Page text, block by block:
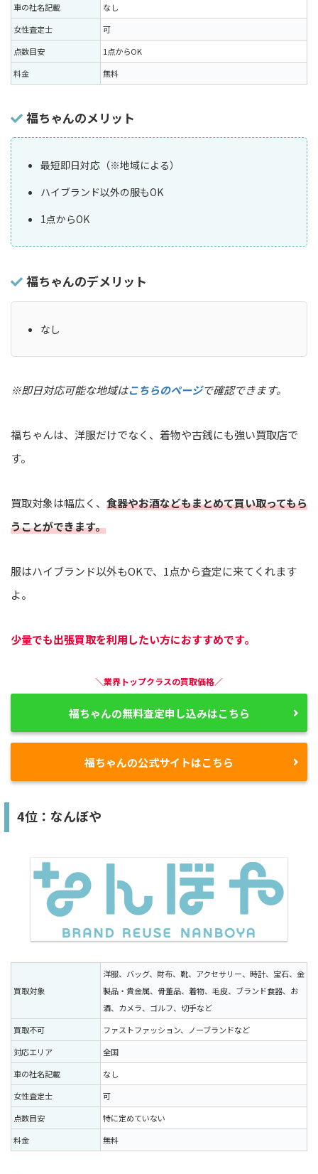
車の社名記載
なし
女性査定士
可
点数目安
1点からOK
料金
無料
福ちゃんのメリット
最短即日対応（※地域による）
ハイブランド以外の服もOK
1点からOK
福ちゃんのデメリット
なし
※即日対応可能な地域はこちらのページで確認できます。
福ちゃんは、洋服だけでなく、着物や古銭にも強い買取店で
す。
買取対象は幅広く、 食器やお酒などもまとめて買い取ってもら
うことができます。
服はハイブランド以外もOKで、1点から査定に来てくれます
よ。
少量でも出張買取を利用したい方におすすめです。
＼業界トップクラスの買取価格／
福ちゃんの無料査定申し込みはこちら
福ちゃんの公式サイトはこちら
4位：なんぼや
買取対象
洋服、バッグ、財布、靴、アクセサリー、時計、宝石、金
製品・貴金属、骨董品、着物、毛皮、ブランド食器、お
酒、カメラ、ゴルフ、切手など
買取不可
ファストファッション、ノーブランドなど
対応エリア
全国
車の社名記載
なし
女性査定士
可
点数目安
特に定めていない
料金
無料